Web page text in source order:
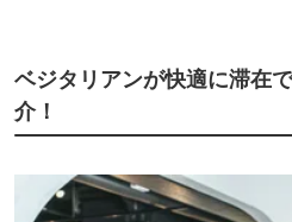
ベジタリアンが快適に滞在
介！